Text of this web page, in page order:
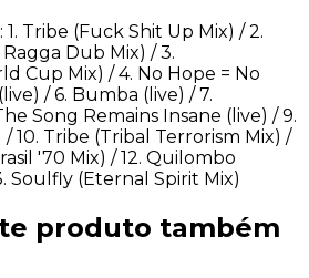
1. Tribe (Fuck Shit Up Mix) / 2.
Dub Mix) / 3.
Cup Mix) / 4. No Hope = No
/ 6. Bumba (live) / 7.
Song Remains Insane (live) / 9.
/ 10. Tribe (Tribal Terrorism Mix) /
'70 Mix) / 12. Quilombo
Soulfly (Eternal Spirit Mix)
produto também